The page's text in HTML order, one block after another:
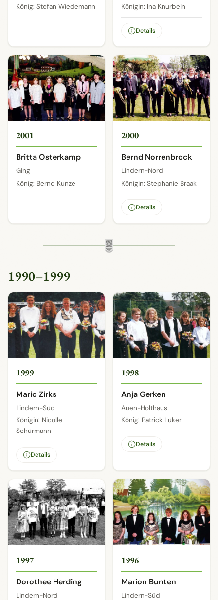
König: Stefan Wiedemann
Königin: Ina Knurbein
Details
2001
Britta Osterkamp
Ging
König: Bernd Kunze
2000
Bernd Norrenbrock
Lindern-Nord
Königin: Stephanie Braak
Details
1990–1999
1999
Mario Zirks
Lindern-Süd
Königin: Nicolle
Schürmann
Details
1998
Anja Gerken
Auen-Holthaus
König: Patrick Lüken
Details
1997
Dorothee Herding
Lindern-Nord
1996
Marion Bunten
Lindern-Süd